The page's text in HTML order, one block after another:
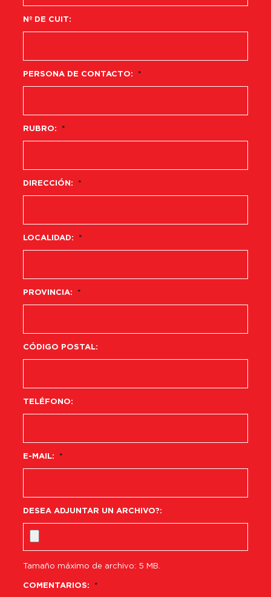
Nº DE CUIT:
PERSONA DE CONTACTO: *
RUBRO: *
DIRECCIÓN: *
LOCALIDAD: *
PROVINCIA: *
CÓDIGO POSTAL:
TELÉFONO:
E-MAIL: *
DESEA ADJUNTAR UN ARCHIVO?:
Tamaño máximo de archivo: 5 MB.
COMENTARIOS: *